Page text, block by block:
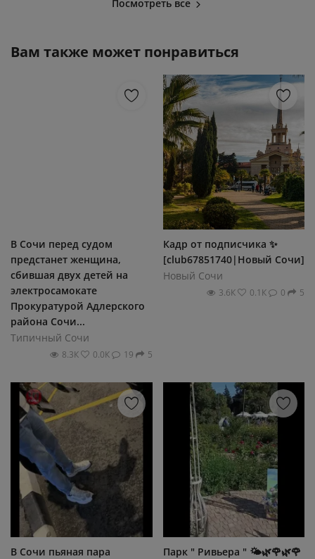
Посмотреть все
Вам также может понравиться
В Сочи перед судом
предстанет женщина,
сбившая двух детей на
электросамокате
Прокуратурой Адлерского
района Сочи...
Типичный Сочи
8.3К 0.0К 19 5
Кадр от подписчика ✨️
[club67851740|Новый Сочи]
Новый Сочи
3.6К 0.1К 0 5
В Сочи пьяная пара
Парк " Ривьера " 🌤🌿🌹🌿🌹